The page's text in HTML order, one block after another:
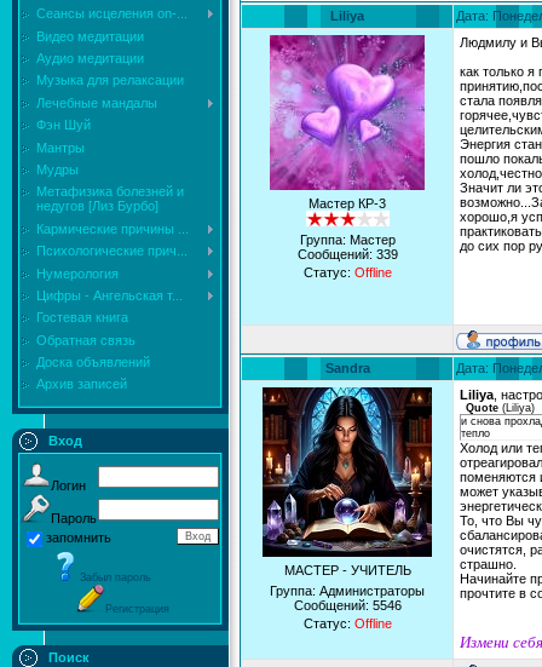
Сеансы исцеления on-...
Видео медитации
Аудио медитации
Музыка для релаксации
Лечебные мандалы
Фэн Шуй
Мантры
Мудры
Mетафизика болезней и
недугов [Лиз Бурбо]
Кармические причины ...
Психологические прич...
Нумерология
Цифры - Ангельская т...
Гостевая книга
Обратная связь
Доска объявлений
Архив записей
Вход
Логин
Пароль
запомнить
Забыл пароль
Регистрация
Поиск
Liliya Дата:
Мастер КР-3
Группа: Мастер
Сообщений: 339
Статус: Offline
Людмилу и
как только
стала
Энергия
пошло
Значит ли
хорошо,я
до сих пор
Sandra Дата:
МАСТЕР - УЧИТЕЛЬ
Группа: Администраторы
Сообщений: 5546
Статус: Offline
Liliya ,
Quote (Liliya)
и снова
тепло
Холод или
поменяются
может
То, что Вы
очистятся,
страшно.
Начинайте
прочтите в
Измени